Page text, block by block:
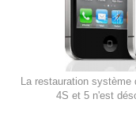
La restauration
4S et 5 n'est